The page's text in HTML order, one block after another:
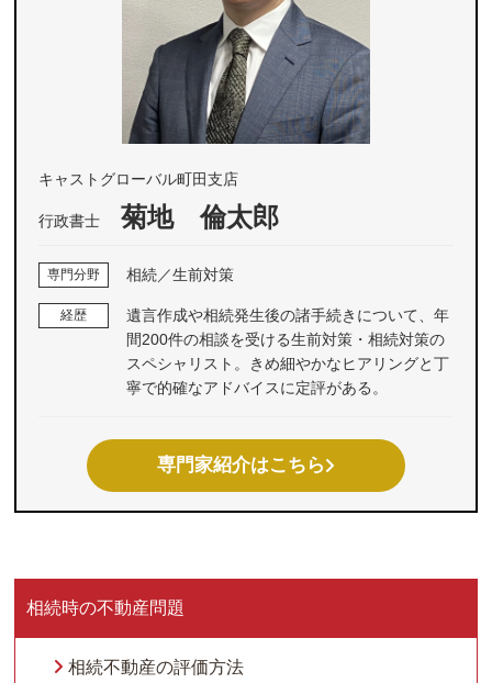
キャストグローバル町田支店
行政書士 菊地 倫太郎
専門分野 相続／生前対策
経歴
遺言作成や相続発生後の諸手続きについて、年
間200件の相談を受ける生前対策・相続対策の
スペシャリスト。きめ細やかなヒアリングと丁
寧で的確なアドバイスに定評がある。
専門家紹介はこちら
相続時の不動産問題
相続不動産の評価方法